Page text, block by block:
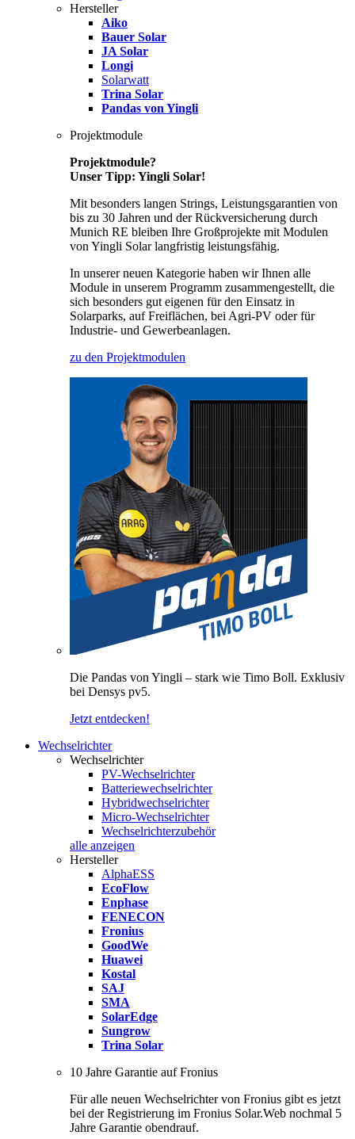
Hersteller
Aiko
Bauer Solar
JA Solar
Longi
Solarwatt
Trina Solar
Pandas von Yingli
Projektmodule
Projektmodule?
Unser Tipp: Yingli Solar!
Mit besonders langen Strings, Leistungsgarantien von
bis zu 30 Jahren und der Rückversicherung durch
Munich RE bleiben Ihre Großprojekte mit Modulen
von Yingli Solar langfristig leistungsfähig.
In unserer neuen Kategorie haben wir Ihnen alle
Module in unserem Programm zusammengestellt, die
sich besonders gut eigenen für den Einsatz in
Solarparks, auf Freiflächen, bei Agri-PV oder für
Industrie- und Gewerbeanlagen.
zu den Projektmodulen
Die Pandas von Yingli – stark wie Timo Boll. Exklusiv
bei Densys pv5.
Jetzt entdecken!
Wechselrichter
Wechselrichter
PV-Wechselrichter
Batteriewechselrichter
Hybridwechselrichter
Micro-Wechselrichter
Wechselrichterzubehör
alle anzeigen
Hersteller
AlphaESS
EcoFlow
Enphase
FENECON
Fronius
GoodWe
Huawei
Kostal
SAJ
SMA
SolarEdge
Sungrow
Trina Solar
10 Jahre Garantie auf Fronius
Für alle neuen Wechselrichter von Fronius gibt es jetzt
bei der Registrierung im Fronius Solar.Web nochmal 5
Jahre Garantie obendrauf.